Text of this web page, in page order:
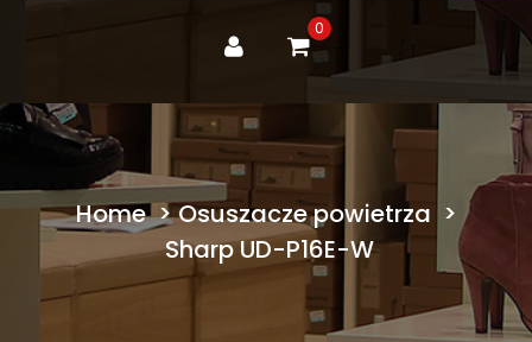
0
Home>Osuszacze powietrza >
Sharp UD-P16E-W